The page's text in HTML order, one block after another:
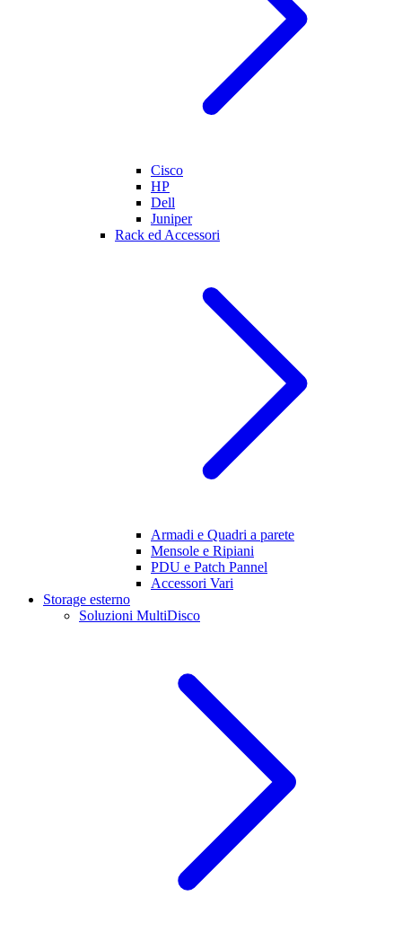
Cisco
HP
Dell
Juniper
Rack ed Accessori
Armadi e Quadri a parete
Mensole e Ripiani
PDU e Patch Pannel
Accessori Vari
Storage esterno
Soluzioni MultiDisco